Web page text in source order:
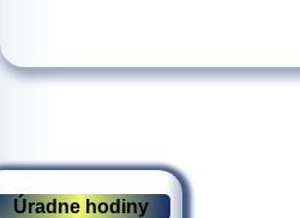
Úradne hodiny